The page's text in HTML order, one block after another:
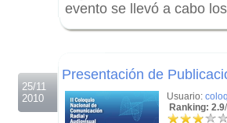
evento se llevó a cabo
25/11
2010
Presentación de
Usuario:
Ranking: 2.9